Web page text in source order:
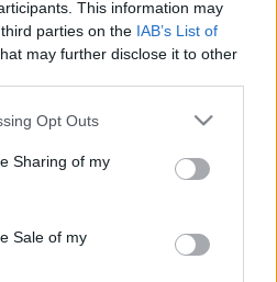
This information may
parties on the IAB’s List of
may further disclose it to other
app uses one or more Google
behaviour. You may click to
and its third-party tags to
purposes in below Google
Opt Outs
Sharing of my
Sale of my
ÉS TARTALÉK
VÁLT
SPORTKOMPLEXUM
MECCSEK
arról beszélt, muszáj
mert a Sportkomplexum
élvonalra.
A HALADÁS